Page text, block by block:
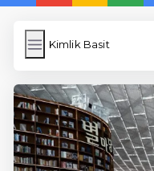
Kimlik Basit
Kimlik Basit
Link Kısaltma
WP Cache